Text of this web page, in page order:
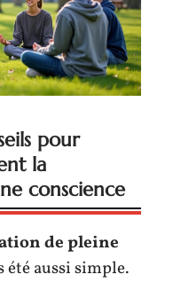
pour
la
conscience
de pleine
été aussi simple.